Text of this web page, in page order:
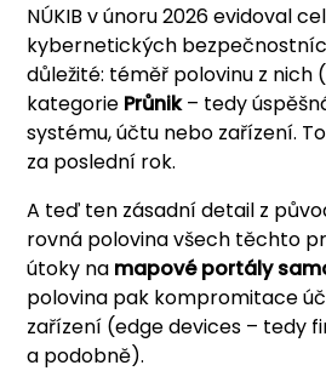
NÚKIB v únoru 2026 evidoval
kybernetických
důležité: téměř polovinu z nich
kategorie Průnik– tedy
systému, účtu nebo zařízení.
za poslední rok.
A teď ten zásadní detail z
rovná polovina všech těchto
útoky na mapové portály
polovina pak kompromitace
zařízení (edge devices – tedy
a podobně).